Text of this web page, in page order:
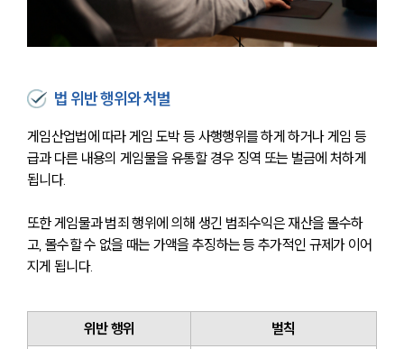
법 위반 행위와 처벌
게임산업법에 따라 게임 도박 등 사행행위를 하게 하거나 게임 등
급과 다른 내용의 게임물을 유통할 경우 징역 또는 벌금에 처하게
됩니다.
또한 게임물과 범죄 행위에 의해 생긴 범죄수익은 재산을 몰수하
고, 몰수할 수 없을 때는 가액을 추징하는 등 추가적인 규제가 이어
지게 됩니다.
위반 행위
벌칙